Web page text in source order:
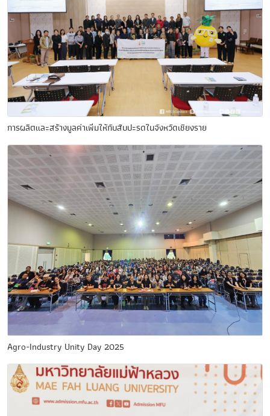
การผลิตและสร้างมูลค่าเพิ่มให้กับสับปะรดในจังหวัดเชียงราย
Agro-Industry Unity Day 2025